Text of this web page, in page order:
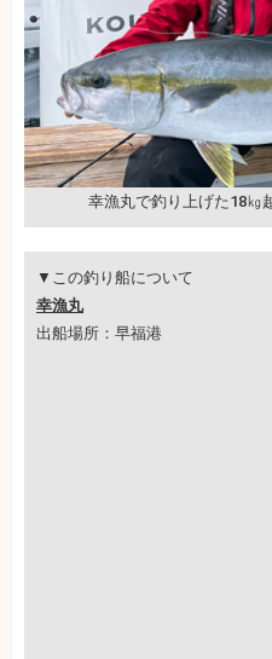
幸漁丸で釣り上げた18㎏
▼この釣り船について
幸漁丸
出船場所：早福港